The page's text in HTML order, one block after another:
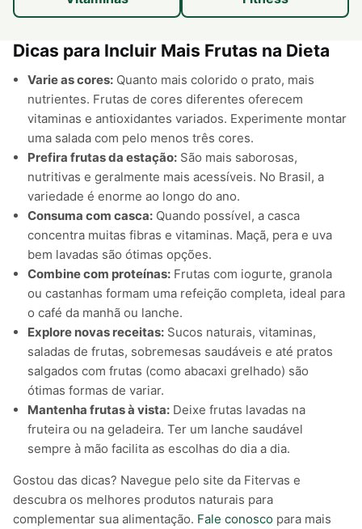
Dicas para Incluir Mais Frutas na Dieta
Varie as cores: Quanto mais colorido o prato, mais
nutrientes. Frutas de cores diferentes oferecem
vitaminas e antioxidantes variados. Experimente montar
uma salada com pelo menos três cores.
Prefira frutas da estação: São mais saborosas,
nutritivas e geralmente mais acessíveis. No Brasil, a
variedade é enorme ao longo do ano.
Consuma com casca: Quando possível, a casca
concentra muitas fibras e vitaminas. Maçã, pera e uva
bem lavadas são ótimas opções.
Combine com proteínas: Frutas com iogurte, granola
ou castanhas formam uma refeição completa, ideal para
o café da manhã ou lanche.
Explore novas receitas: Sucos naturais, vitaminas,
saladas de frutas, sobremesas saudáveis e até pratos
salgados com frutas (como abacaxi grelhado) são
ótimas formas de variar.
Mantenha frutas à vista: Deixe frutas lavadas na
fruteira ou na geladeira. Ter um lanche saudável
sempre à mão facilita as escolhas do dia a dia.
Gostou das dicas? Navegue pelo site da Fitervas e
descubra os melhores produtos naturais para
complementar sua alimentação. Fale conosco para mais